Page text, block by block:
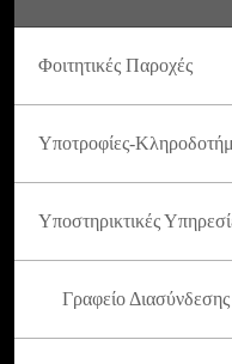
Φοιτητικές Παροχές
Υποτροφίες-
Υποστηρικτικές
Γραφείο Διασύνδεσης